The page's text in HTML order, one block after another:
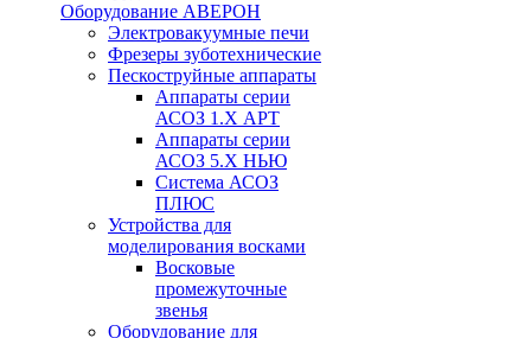
Оборудование АВЕРОН
Электровакуумные печи
Фрезеры зуботехнические
Пескоструйные аппараты
Аппараты серии
АСОЗ 1.Х АРТ
Аппараты серии
АСОЗ 5.Х НЬЮ
Система АСОЗ
ПЛЮС
Устройства для
моделирования восками
Восковые
промежуточные
звенья
Оборудование для